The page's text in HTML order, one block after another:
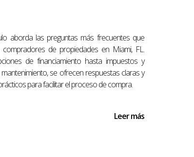
saber más sobre cómo proteger
aborda las preguntas más frecuentes que
de propiedades en Miami, FL.
de financiamiento hasta impuestos y
se ofrecen respuestas claras y
para facilitar el proceso de compra.
Leer más